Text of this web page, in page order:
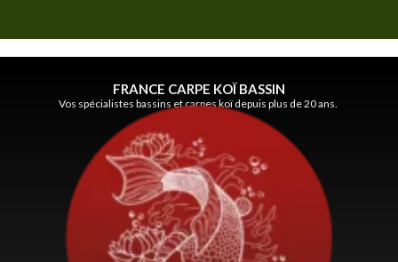
FRANCE CARPE KOÏ BASSIN
Vos spécialistes bassins et carpes koï depuis plus de 20 ans.